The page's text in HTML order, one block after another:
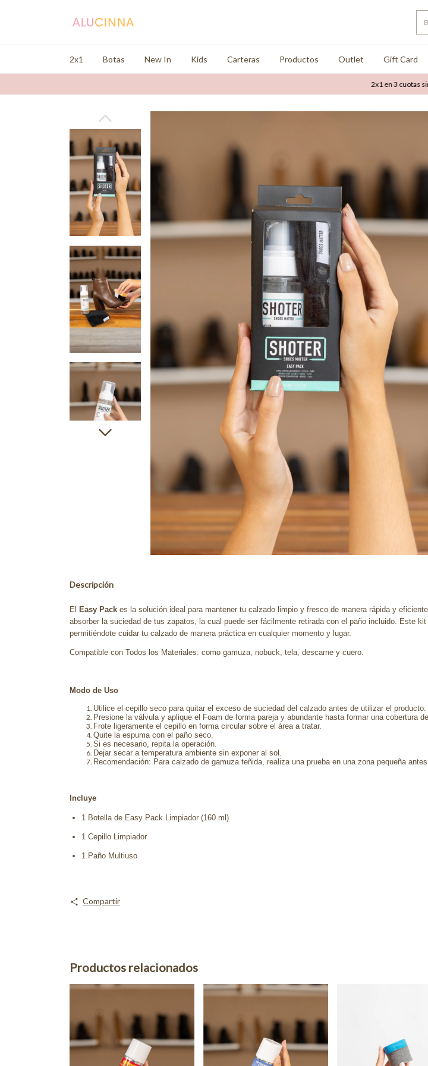
2x1 Botas New In Kids Carteras Productos Outlet Gift Card
2x1 en 3 cuotas sin
Descripción
El Easy Pack es la solución ideal para mantener tu calzado limpio y fresco de manera rápida y
absorber la suciedad de tus zapatos, la cual puede ser fácilmente retirada con el paño incluido. Este
permitiéndote cuidar tu calzado de manera práctica en cualquier momento y lugar.
Compatible con Todos los Materiales: como gamuza, nobuck, tela, descarne y cuero.
Modo de Uso
Utilice el cepillo seco para quitar el exceso de suciedad del calzado antes de utilizar el producto.
Presione la válvula y aplique el Foam de forma pareja y abundante hasta formar una cobertura
Frote ligeramente el cepillo en forma circular sobre el área a tratar.
Quite la espuma con el paño seco.
Si es necesario, repita la operación.
Dejar secar a temperatura ambiente sin exponer al sol.
Recomendación: Para calzado de gamuza teñida, realiza una prueba en una zona pequeña
Incluye
1 Botella de Easy Pack Limpiador (160 ml)
1 Cepillo Limpiador
1 Paño Multiuso
Compartir
Productos relacionados